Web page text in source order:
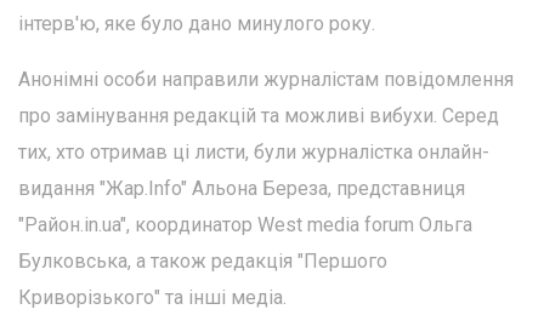
інтерв'ю, яке було дано минулого року.
Анонімні особи направили журналістам повідомлення
про замінування редакцій та можливі вибухи. Серед
тих, хто отримав ці листи, були журналістка онлайн-
видання "Жар.Info" Альона Береза, представниця
"Район.in.ua", координатор West media forum Ольга
Булковська, а також редакція "Першого
Криворізького" та інші медіа.